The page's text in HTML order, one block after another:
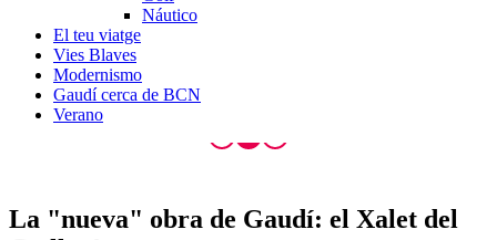
Náutico
El teu viatge
Vies Blaves
Modernismo
Gaudí cerca de BCN
Verano
La "nueva" obra de Gaudí: el Xalet del